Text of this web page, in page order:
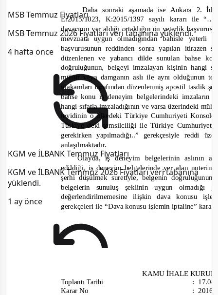
MSB Temmuz Fiyatları
MSB Temmuz 2026 Fiyatları veri tabanına yüklendi.
4 hafta önce
KGM ve İLBANK Temmuz Fiyatları
KGM ve İLBANK Temmuz 2026 Fiyatları veri tabanına
yüklendi.
1 ay önce
Dahasonraki aşamadaise Ankara 2.
E:2015/1023, K:2015/1397sayılı kararı ile
“
davacınınyer aldığı ortaklığın ön yeterlik
mevzuatauygunolmadığındanbahisleyeterli
başvurusununreddindensonrayapılan itirazen
düzenlenenveyabancı dildesunulan bahse
doğruluğunun,belgeyiimzalayankişininhangi
mühür veya damganınaslıile aynıolduğunun
makamlarıtarafından düzenlenmişapostil tasdik
bahsekonu işdeneyim belgelerindekiimzaların
hangi sıfatla imzaladığınınve varsaüzerindeki
teyidinin oülkedekiTürkiye Cumhuriyeti
Türkiye dekitemsilciliğiileTürkiye Cumhuriyeti
gerekirkenyapılmadığı..” gerekçesiylereddi
anlaşılmaktadır.
Olayda,işdeneyim belgelerininaslının
edildiği, iş deneyimbelgelerindeyeralan noterin
şerhidüşülmeksuretiyle,belgenin doğruluğunun
belgelerin sunuluş şeklininuygun olmadığı
değerlendirilmemesineilişkin davakonusu
gerekçeleri ile“Davakonusu işlemin iptaline” karar
KAMU İHALE
:
Toplantı Tarihi
Karar No :